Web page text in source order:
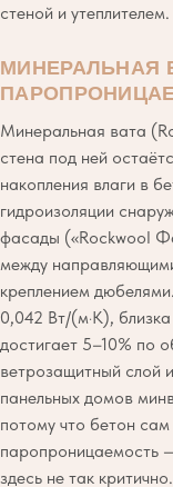
стеной и утеплителем.
МИНЕРАЛЬНАЯ
Минеральная вата
стена под ней
накопления влаги в
гидроизоляции
фасады («Rockwool
между
креплением
0,042 Вт/(м·К),
достигает 5–10% по
ветрозащитный слой
панельных домов
потому что бетон
паропроницаемость
здесь не так критично.